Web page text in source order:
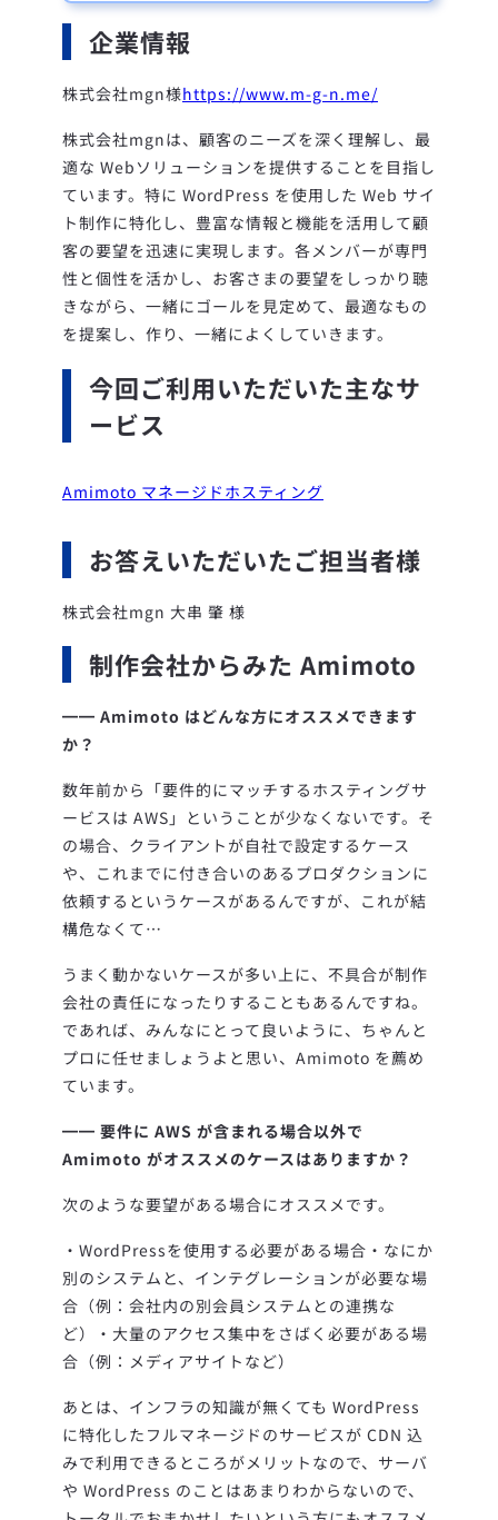
企業情報
株式会社mgn様https://www.m-g-n.me/
株式会社mgnは、顧客のニーズを深く理解し、最
適な Webソリューションを提供することを目指し
ています。特に WordPress を使用した Web サイ
ト制作に特化し、豊富な情報と機能を活用して顧
客の要望を迅速に実現します。各メンバーが専門
性と個性を活かし、お客さまの要望をしっかり聴
きながら、一緒にゴールを見定めて、最適なもの
を提案し、作り、一緒によくしていきます。
今回ご利用いただいた主なサ
ービス
Amimoto マネージドホスティング
お答えいただいたご担当者様
株式会社mgn 大串 肇 様
制作会社からみた Amimoto
━━ Amimoto はどんな方にオススメできます
か？
数年前から「要件的にマッチするホスティングサ
ービスは AWS」ということが少なくないです。そ
の場合、クライアントが自社で設定するケース
や、これまでに付き合いのあるプロダクションに
依頼するというケースがあるんですが、これが結
構危なくて…
うまく動かないケースが多い上に、不具合が制作
会社の責任になったりすることもあるんですね。
であれば、みんなにとって良いように、ちゃんと
プロに任せましょうよと思い、Amimoto を薦め
ています。
━━ 要件に AWS が含まれる場合以外で
Amimoto がオススメのケースはありますか？
次のような要望がある場合にオススメです。
・WordPressを使用する必要がある場合 ・なにか
別のシステムと、インテグレーションが必要な場
合（例：会社内の別会員システムとの連携な
ど）
・大量のアクセス集中をさばく必要がある場
合（例：メディアサイトなど）
あとは、インフラの知識が無くても WordPress
に特化したフルマネージドのサービスが CDN 込
みで利用できるところがメリットなので、サーバ
や WordPress のことはあまりわからないので、